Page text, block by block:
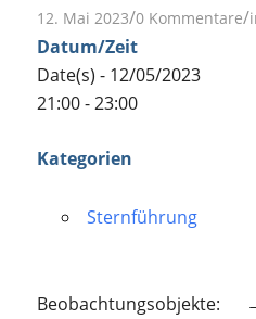
12. Mai 2023/0 Kommentare/
Datum/Zeit
Date(s) - 12/05/2023
21:00 - 23:00
Kategorien
Sternführung
Beobachtungsobjekte: